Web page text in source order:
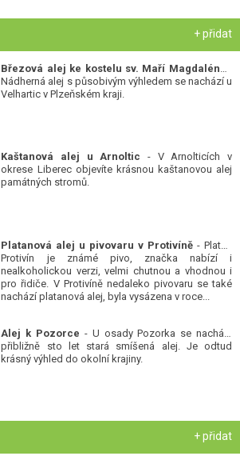
+ přidat
Nádherná alej s působivým výhledem se nachází u
Velhartic v Plzeňském kraji.
Kaštanová alej u Arnoltic - V Arnolticích v
okrese Liberec objevíte krásnou kaštanovou alej
památných stromů.
Platanová alej u pivovaru v Protivíně - Platan
Protivín je známé pivo, značka nabízí i
nealkoholickou verzi, velmi chutnou a vhodnou i
pro řidiče. V Protivíně nedaleko pivovaru se také
nachází platanová alej, byla vysázena v roce...
Alej k Pozorce - U osady Pozorka se nachází
přibližně sto let stará smíšená alej. Je odtud
krásný výhled do okolní krajiny.
+ přidat